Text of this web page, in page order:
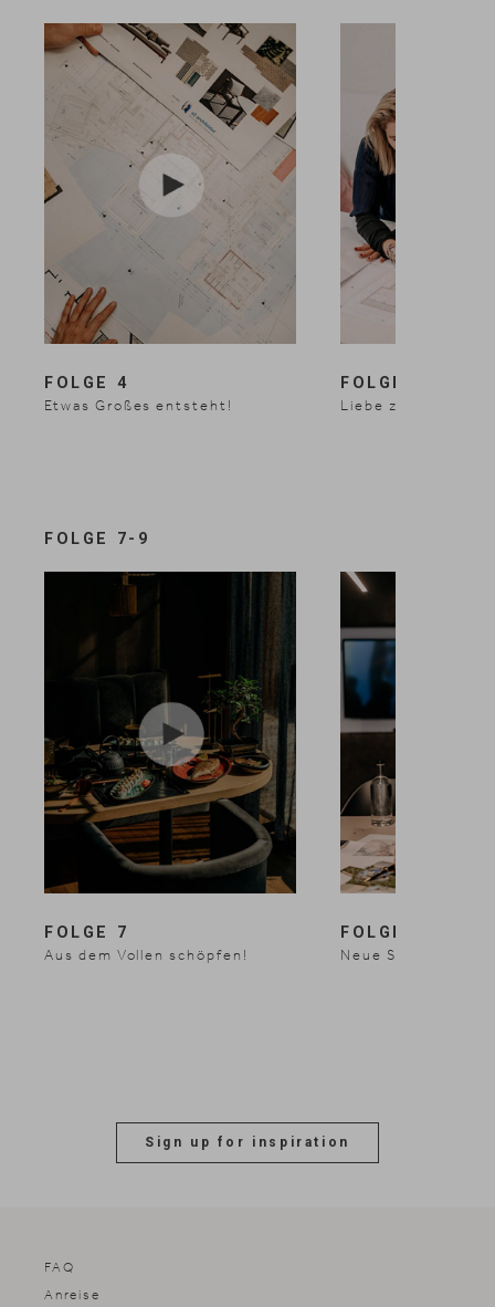
FOLGE 4
Etwas Großes entsteht!
FOLGE 5
Liebe zum Design!
FOLGE 7-9
FOLGE 7
Aus dem Vollen schöpfen!
FOLGE 8
Neue Standards
FAQ
Anreise
Sign up for inspiration